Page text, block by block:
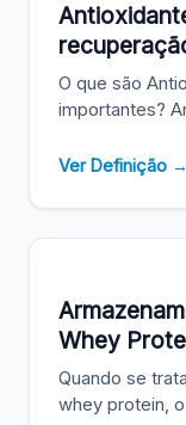
O que são
importantes?
Ver Definição →
Whey
Quando se
whey protein,